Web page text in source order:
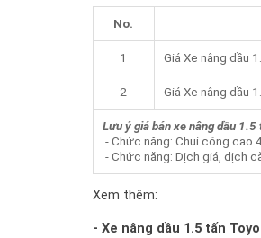
No.
1 Giá Xe nâng dầu
2 Giá Xe nâng dầu
Lưu ý giá bán xe nâng dầu
- Chức năng: Chui công cao
- Chức năng: Dịch giá, dịch
Xem thêm:
- Xe nâng dầu 1.5 tấn